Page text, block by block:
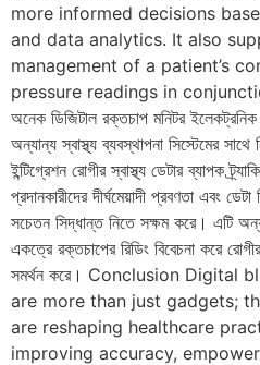
more informed decisions
and data analytics. It also
management of a patient’s
pressure readings in
অনেক ডিজিটাল রক্তচাপ মনিটর
অন্যান্য স্বাস্থ্য ব্যবস্থাপনা সিস্টেমের
ইন্টিগ্রেশন রোগীর স্বাস্থ্য ডেটার ব্যাপক
প্রদানকারীদের দীর্ঘমেয়াদী প্রবণতা এবং
সচেতন সিদ্ধান্ত নিতে সক্ষম করে। এটি
একত্রে রক্তচাপের রিডিং বিবেচনা করে
সমর্থন করে। Conclusion Digital
are more than just gadgets;
are reshaping healthcare
improving accuracy,